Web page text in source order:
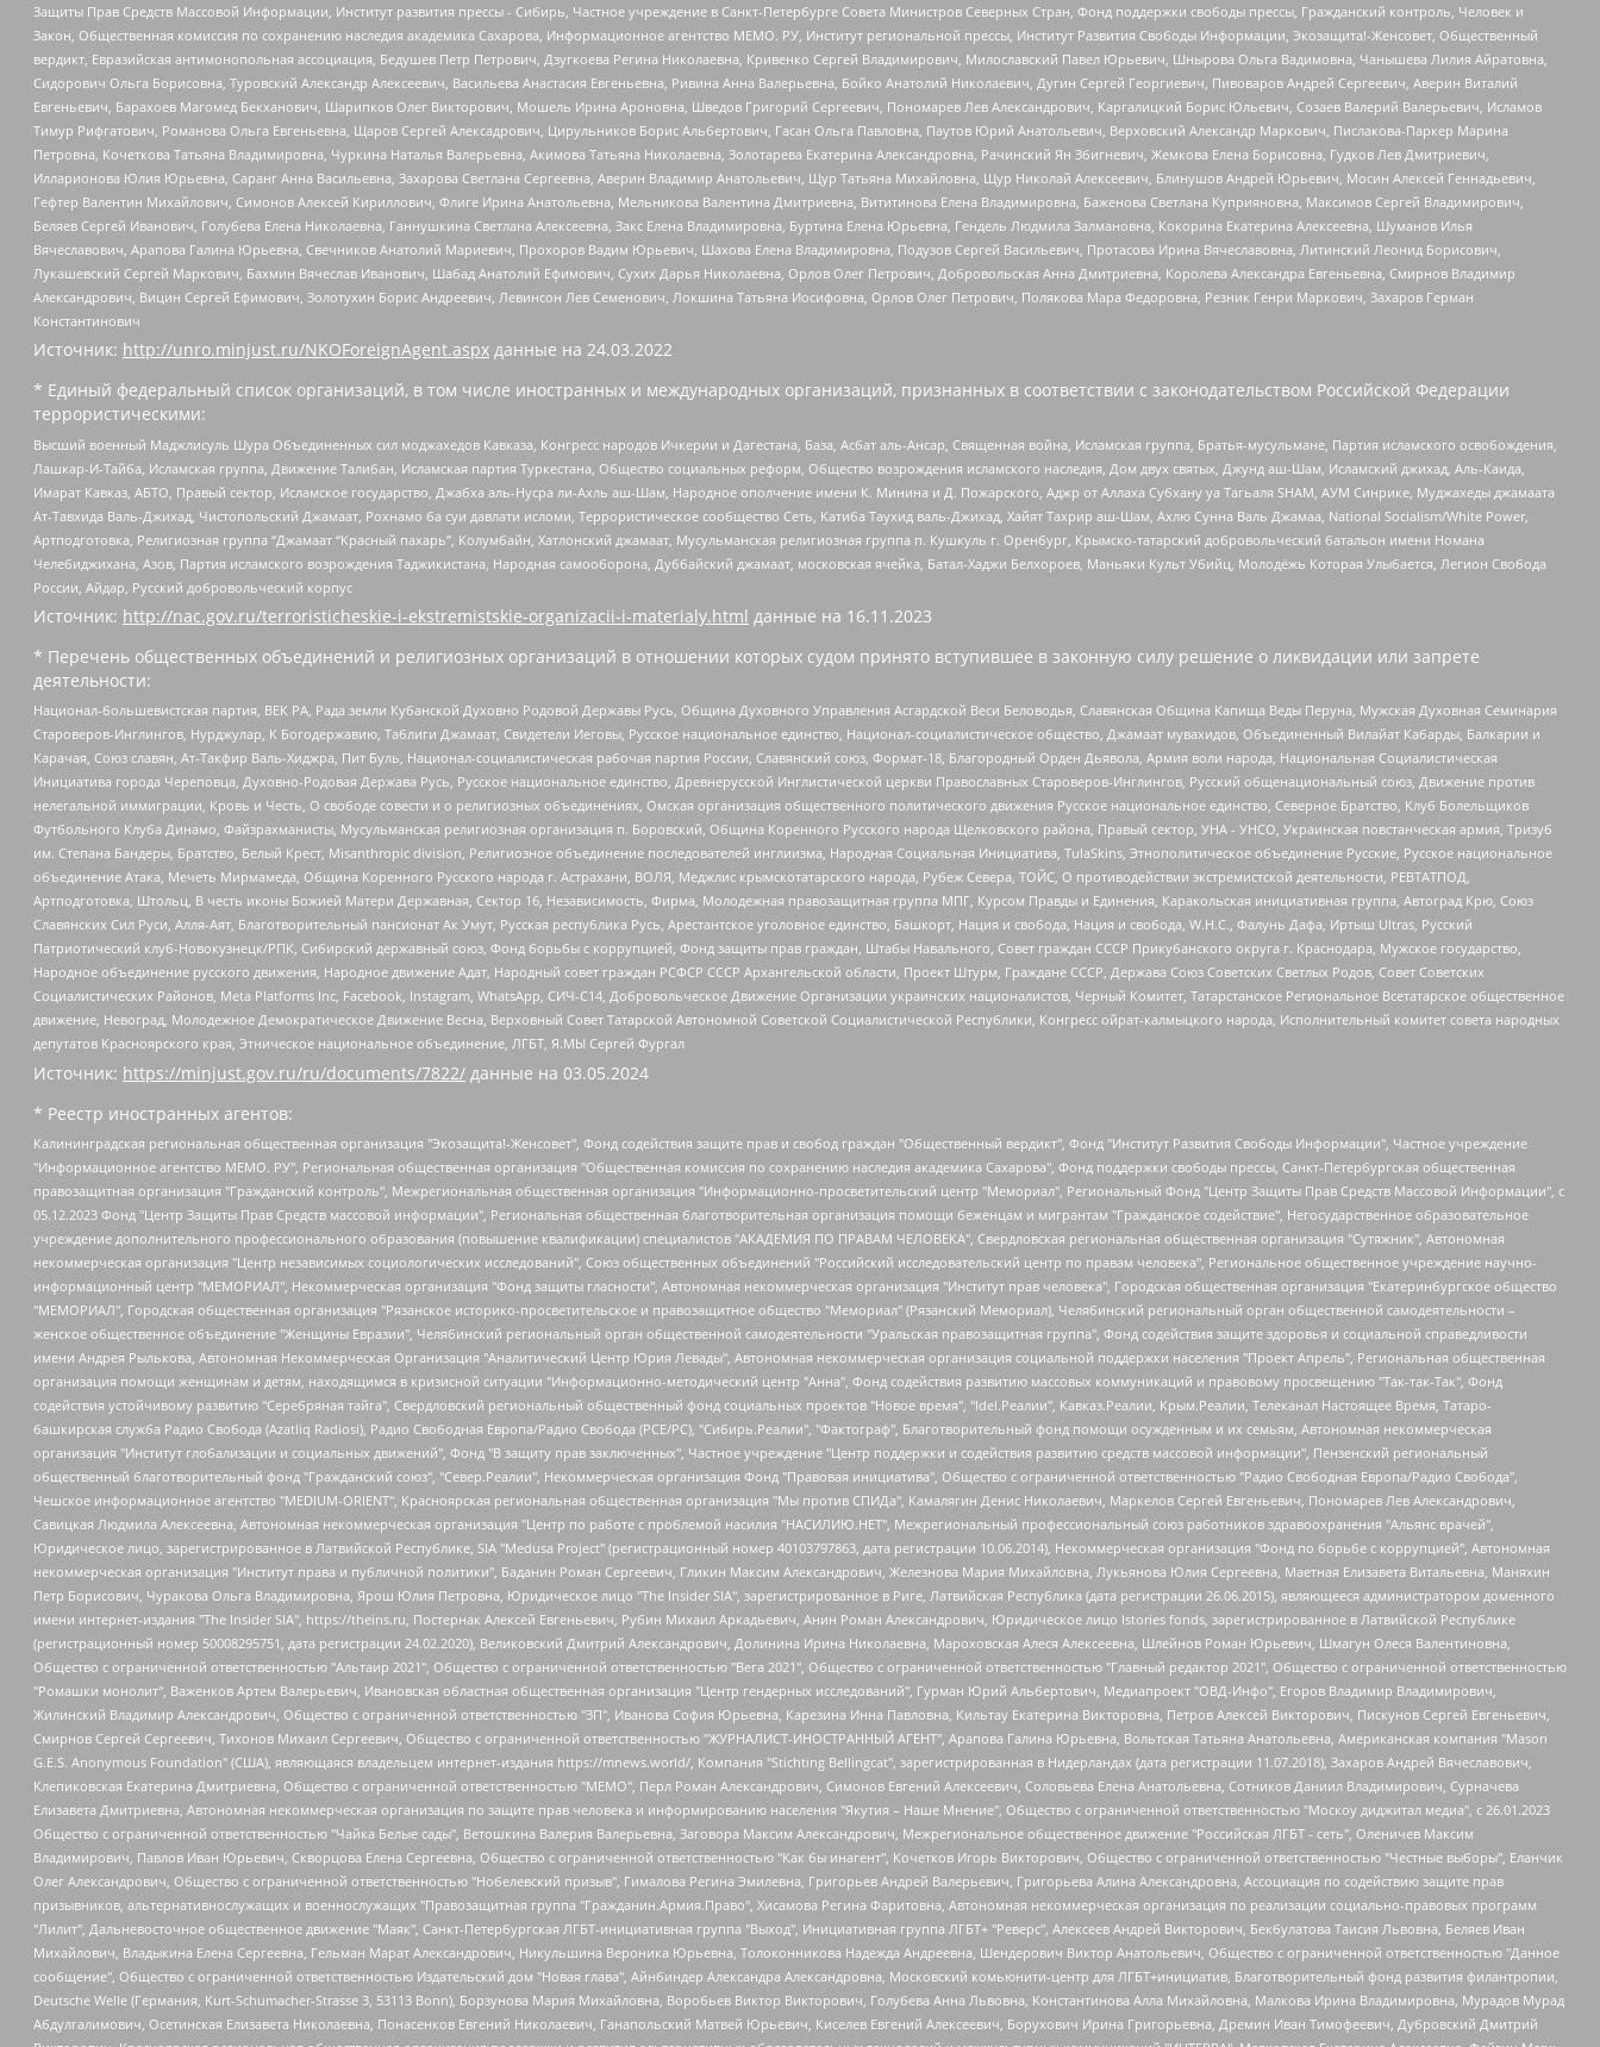
Защиты Прав Средств Массовой Информации, Институт развития прессы - Сибирь, Частное учреждение в Санкт-Петербурге Совета Министров Северных Стран, Фонд поддержки свободы прессы, Гражданский контроль, Человек и
Закон, Общественная комиссия по сохранению наследия академика Сахарова, Информационное агентство МЕМО. РУ, Институт региональной прессы, Институт Развития Свободы Информации, Экозащита!-Женсовет, Общественный
вердикт, Евразийская антимонопольная ассоциация, Бедушев Петр Петрович, Дзугкоева Регина Николаевна, Кривенко Сергей Владимирович, Милославский Павел Юрьевич, Шнырова Ольга Вадимовна, Чанышева Лилия Айратовна,
Сидорович Ольга Борисовна, Туровский Александр Алексеевич, Васильева Анастасия Евгеньевна, Ривина Анна Валерьевна, Бойко Анатолий Николаевич, Дугин Сергей Георгиевич, Пивоваров Андрей Сергеевич, Аверин Виталий
Евгеньевич, Барахоев Магомед Бекханович, Шарипков Олег Викторович, Мошель Ирина Ароновна, Шведов Григорий Сергеевич, Пономарев Лев Александрович, Каргалицкий Борис Юльевич, Созаев Валерий Валерьевич, Исламов
Тимур Рифгатович, Романова Ольга Евгеньевна, Щаров Сергей Алексадрович, Цирульников Борис Альбертович, Гасан Ольга Павловна, Паутов Юрий Анатольевич, Верховский Александр Маркович, Пислакова-Паркер Марина
Петровна, Кочеткова Татьяна Владимировна, Чуркина Наталья Валерьевна, Акимова Татьяна Николаевна, Золотарева Екатерина Александровна, Рачинский Ян Збигневич, Жемкова Елена Борисовна, Гудков Лев Дмитриевич,
Илларионова Юлия Юрьевна, Саранг Анна Васильевна, Захарова Светлана Сергеевна, Аверин Владимир Анатольевич, Щур Татьяна Михайловна, Щур Николай Алексеевич, Блинушов Андрей Юрьевич, Мосин Алексей Геннадьевич,
Гефтер Валентин Михайлович, Симонов Алексей Кириллович, Флиге Ирина Анатольевна, Мельникова Валентина Дмитриевна, Вититинова Елена Владимировна, Баженова Светлана Куприяновна, Максимов Сергей Владимирович,
Беляев Сергей Иванович, Голубева Елена Николаевна, Ганнушкина Светлана Алексеевна, Закс Елена Владимировна, Буртина Елена Юрьевна, Гендель Людмила Залмановна, Кокорина Екатерина Алексеевна, Шуманов Илья
Вячеславович, Арапова Галина Юрьевна, Свечников Анатолий Мариевич, Прохоров Вадим Юрьевич, Шахова Елена Владимировна, Подузов Сергей Васильевич, Протасова Ирина Вячеславовна, Литинский Леонид Борисович,
Лукашевский Сергей Маркович, Бахмин Вячеслав Иванович, Шабад Анатолий Ефимович, Сухих Дарья Николаевна, Орлов Олег Петрович, Добровольская Анна Дмитриевна, Королева Александра Евгеньевна, Смирнов Владимир
Александрович, Вицин Сергей Ефимович, Золотухин Борис Андреевич, Левинсон Лев Семенович, Локшина Татьяна Иосифовна, Орлов Олег Петрович, Полякова Мара Федоровна, Резник Генри Маркович, Захаров Герман
Константинович
Источник: http://unro.minjust.ru/NKOForeignAgent.aspx данные на 24.03.2022
* Единый федеральный список организаций, в том числе иностранных и международных организаций, признанных в соответствии с законодательством Российской Федерации
террористическими:
Высший военный Маджлисуль Шура Объединенных сил моджахедов Кавказа, Конгресс народов Ичкерии и Дагестана, База, Асбат аль-Ансар, Священная война, Исламская группа, Братья-мусульмане, Партия исламского освобождения,
Лашкар-И-Тайба, Исламская группа, Движение Талибан, Исламская партия Туркестана, Общество социальных реформ, Общество возрождения исламского наследия, Дом двух святых, Джунд аш-Шам, Исламский джихад, Аль-Каида,
Имарат Кавказ, АБТО, Правый сектор, Исламское государство, Джабха аль-Нусра ли-Ахль аш-Шам, Народное ополчение имени К. Минина и Д. Пожарского, Аджр от Аллаха Субхану уа Тагьаля SHAM, АУМ Синрике, Муджахеды джамаата
Ат-Тавхида Валь-Джихад, Чистопольский Джамаат, Рохнамо ба суи давлати исломи, Террористическое сообщество Сеть, Катиба Таухид валь-Джихад, Хайят Тахрир аш-Шам, Ахлю Сунна Валь Джамаа, National Socialism/White Power,
Артподготовка, Религиозная группа “Джамаат “Красный пахарь”, Колумбайн, Хатлонский джамаат, Мусульманская религиозная группа п. Кушкуль г. Оренбург, Крымско-татарский добровольческий батальон имени Номана
Челебиджихана, Азов, Партия исламского возрождения Таджикистана, Народная самооборона, Дуббайский джамаат, московская ячейка, Батал-Хаджи Белхороев, Маньяки Культ Убийц, Молодёжь Которая Улыбается, Легион Свобода
России, Айдар, Русский добровольческий корпус
Источник: http://nac.gov.ru/terroristicheskie-i-ekstremistskie-organizacii-i-materialy.html данные на 16.11.2023
* Перечень общественных объединений и религиозных организаций в отношении которых судом принято вступившее в законную силу решение о ликвидации или запрете
деятельности:
Национал-большевистская партия, ВЕК РА, Рада земли Кубанской Духовно Родовой Державы Русь, Община Духовного Управления Асгардской Веси Беловодья, Славянская Община Капища Веды Перуна, Мужская Духовная Семинария
Староверов-Инглингов, Нурджулар, К Богодержавию, Таблиги Джамаат, Свидетели Иеговы, Русское национальное единство, Национал-социалистическое общество, Джамаат мувахидов, Объединенный Вилайат Кабарды, Балкарии и
Карачая, Союз славян, Ат-Такфир Валь-Хиджра, Пит Буль, Национал-социалистическая рабочая партия России, Славянский союз, Формат-18, Благородный Орден Дьявола, Армия воли народа, Национальная Социалистическая
Инициатива города Череповца, Духовно-Родовая Держава Русь, Русское национальное единство, Древнерусской Инглистической церкви Православных Староверов-Инглингов, Русский общенациональный союз, Движение против
нелегальной иммиграции, Кровь и Честь, О свободе совести и о религиозных объединениях, Омская организация общественного политического движения Русское национальное единство, Северное Братство, Клуб Болельщиков
Футбольного Клуба Динамо, Файзрахманисты, Мусульманская религиозная организация п. Боровский, Община Коренного Русского народа Щелковского района, Правый сектор, УНА - УНСО, Украинская повстанческая армия, Тризуб
им. Степана Бандеры, Братство, Белый Крест, Misanthropic division, Религиозное объединение последователей инглиизма, Народная Социальная Инициатива, TulaSkins, Этнополитическое объединение Русские, Русское национальное
объединение Атака, Мечеть Мирмамеда, Община Коренного Русского народа г. Астрахани, ВОЛЯ, Меджлис крымскотатарского народа, Рубеж Севера, ТОЙС, О противодействии экстремистской деятельности, РЕВТАТПОД,
Артподготовка, Штольц, В честь иконы Божией Матери Державная, Сектор 16, Независимость, Фирма, Молодежная правозащитная группа МПГ, Курсом Правды и Единения, Каракольская инициативная группа, Автоград Крю, Союз
Славянских Сил Руси, Алля-Аят, Благотворительный пансионат Ак Умут, Русская республика Русь, Арестантское уголовное единство, Башкорт, Нация и свобода, Нация и свобода, W.H.С., Фалунь Дафа, Иртыш Ultras, Русский
Патриотический клуб-Новокузнецк/РПК, Сибирский державный союз, Фонд борьбы с коррупцией, Фонд защиты прав граждан, Штабы Навального, Совет граждан СССР Прикубанского округа г. Краснодара, Мужское государство,
Народное объединение русского движения, Народное движение Адат, Народный совет граждан РСФСР СССР Архангельской области, Проект Штурм, Граждане СССР, Держава Союз Советских Светлых Родов, Совет Советских
Социалистических Районов, Meta Platforms Inc, Facebook, Instagram, WhatsApp, СИЧ-С14, Добровольческое Движение Организации украинских националистов, Черный Комитет, Татарстанское Региональное Всетатарское общественное
движение, Невоград, Молодежное Демократическое Движение Весна, Верховный Совет Татарской Автономной Советской Социалистической Республики, Конгресс ойрат-калмыцкого народа, Исполнительный комитет совета народных
депутатов Красноярского края, Этническое национальное объединение, ЛГБТ, Я.МЫ Сергей Фургал
Источник: https://minjust.gov.ru/ru/documents/7822/ данные на 03.05.2024
* Реестр иностранных агентов:
Калининградская региональная общественная организация "Экозащита!-Женсовет", Фонд содействия защите прав и свобод граждан "Общественный вердикт", Фонд "Институт Развития Свободы Информации", Частное учреждение "Информационное агентство МЕМО. РУ", Региональная общественная организация "Общественная комиссия по сохранению наследия академика Сахарова", Фонд поддержки свободы прессы, Санкт-Петербургская общественная правозащитная организация "Гражданский контроль", Межрегиональная общественная организация "Информационно-просветительский центр "Мемориал", Региональный Фонд "Центр Защиты Прав Средств Массовой Информации", с 05.12.2023 Фонд "Центр Защиты Прав Средств массовой информации", Региональная общественная благотворительная организация помощи беженцам и мигрантам "Гражданское содействие", Негосударственное образовательное учреждение дополнительного профессионального образования (повышение квалификации) специалистов "АКАДЕМИЯ ПО ПРАВАМ ЧЕЛОВЕКА", Свердловская региональная общественная организация "Сутяжник", Автономная некоммерческая организация "Центр независимых социологических исследований", Союз общественных объединений "Российский исследовательский центр по правам человека", Региональное общественное учреждение научно-информационный центр "МЕМОРИАЛ", Некоммерческая организация "Фонд защиты гласности", Автономная некоммерческая организация "Институт прав человека", Городская общественная организация "Екатеринбургское общество "МЕМОРИАЛ", Городская общественная организация "Рязанское историко-просветительское и правозащитное общество "Мемориал" (Рязанский Мемориал), Челябинский региональный орган общественной самодеятельности – женское общественное объединение "Женщины Евразии", Челябинский региональный орган общественной самодеятельности "Уральская правозащитная группа", Фонд содействия защите здоровья и социальной справедливости имени Андрея Рылькова, Автономная Некоммерческая Организация "Аналитический Центр Юрия Левады", Автономная некоммерческая организация социальной поддержки населения "Проект Апрель", Региональная общественная организация помощи женщинам и детям, находящимся в кризисной ситуации "Информационно-методический центр "Анна", Фонд содействия развитию массовых коммуникаций и правовому просвещению "Так-так-Так", Фонд содействия устойчивому развитию "Серебряная тайга", Свердловский региональный общественный фонд социальных проектов "Новое время", "Idel.Реалии", Кавказ.Реалии, Крым.Реалии, Телеканал Настоящее Время, Татаро-башкирская служба Радио Свобода (Azatliq Radiosi), Радио Свободная Европа/Радио Свобода (PCE/PC), "Сибирь.Реалии", "Фактограф", Благотворительный фонд помощи осужденным и их семьям, Автономная некоммерческая организация "Институт глобализации и социальных движений", Фонд "В защиту прав заключенных", Частное учреждение "Центр поддержки и содействия развитию средств массовой информации", Пензенский региональный общественный благотворительный фонд "Гражданский союз", "Север.Реалии", Некоммерческая организация Фонд "Правовая инициатива", Общество с ограниченной ответственностью "Радио Свободная Европа/Радио Свобода", Чешское информационное агентство "MEDIUM-ORIENT", Красноярская региональная общественная организация "Мы против СПИДа", Камалягин Денис Николаевич, Маркелов Сергей Евгеньевич, Пономарев Лев Александрович, Савицкая Людмила Алексеевна, Автономная некоммерческая организация "Центр по работе с проблемой насилия "НАСИЛИЮ.НЕТ", Межрегиональный профессиональный союз работников здравоохранения "Альянс врачей", Юридическое лицо, зарегистрированное в Латвийской Республике, SIA "Medusa Project" (регистрационный номер 40103797863, дата регистрации 10.06.2014), Некоммерческая организация "Фонд по борьбе с коррупцией", Автономная некоммерческая организация "Институт права и публичной политики", Баданин Роман Сергеевич, Гликин Максим Александрович, Железнова Мария Михайловна, Лукьянова Юлия Сергеевна, Маетная Елизавета Витальевна, Маняхин Петр Борисович, Чуракова Ольга Владимировна, Ярош Юлия Петровна, Юридическое лицо "The Insider SIA", зарегистрированное в Риге, Латвийская Республика (дата регистрации 26.06.2015), являющееся администратором доменного имени интернет-издания "The Insider SIA", https://theins.ru, Постернак Алексей Евгеньевич, Рубин Михаил Аркадьевич, Анин Роман Александрович, Юридическое лицо Istories fonds, зарегистрированное в Латвийской Республике (регистрационный номер 50008295751, дата регистрации 24.02.2020), Великовский Дмитрий Александрович, Долинина Ирина Николаевна, Мароховская Алеся Алексеевна, Шлейнов Роман Юрьевич, Шмагун Олеся Валентиновна, Общество с ограниченной ответственностью "Альтаир 2021", Общество с ограниченной ответственностью "Вега 2021", Общество с ограниченной ответственностью "Главный редактор 2021", Общество с ограниченной ответственностью "Ромашки монолит", Важенков Артем Валерьевич, Ивановская областная общественная организация "Центр гендерных исследований", Гурман Юрий Альбертович, Медиапроект "ОВД-Инфо", Егоров Владимир Владимирович, Жилинский Владимир Александрович, Общество с ограниченной ответственностью "ЗП", Иванова София Юрьевна, Карезина Инна Павловна, Кильтау Екатерина Викторовна, Петров Алексей Викторович, Пискунов Сергей Евгеньевич, Смирнов Сергей Сергеевич, Тихонов Михаил Сергеевич, Общество с ограниченной ответственностью "ЖУРНАЛИСТ-ИНОСТРАННЫЙ АГЕНТ", Арапова Галина Юрьевна, Вольтская Татьяна Анатольевна, Американская компания "Mason G.E.S. Anonymous Foundation" (США), являющаяся владельцем интернет-издания https://mnews.world/, Компания "Stichting Bellingcat", зарегистрированная в Нидерландах (дата регистрации 11.07.2018), Захаров Андрей Вячеславович, Клепиковская Екатерина Дмитриевна, Общество с ограниченной ответственностью "МЕМО", Перл Роман Александрович, Симонов Евгений Алексеевич, Соловьева Елена Анатольевна, Сотников Даниил Владимирович, Сурначева Елизавета Дмитриевна, Автономная некоммерческая организация по защите прав человека и информированию населения "Якутия – Наше Мнение", Общество с ограниченной ответственностью "Москоу диджитал медиа", с 26.01.2023 Общество с ограниченной ответственностью "Чайка Белые сады", Ветошкина Валерия Валерьевна, Заговора Максим Александрович, Межрегиональное общественное движение "Российская ЛГБТ - сеть", Оленичев Максим Владимирович, Павлов Иван Юрьевич, Скворцова Елена Сергеевна, Общество с ограниченной ответственностью "Как бы инагент", Кочетков Игорь Викторович, Общество с ограниченной ответственностью "Честные выборы", Еланчик Олег Александрович, Общество с ограниченной ответственностью "Нобелевский призыв", Гималова Регина Эмилевна, Григорьев Андрей Валерьевич, Григорьева Алина Александровна, Ассоциация по содействию защите прав призывников, альтернативнослужащих и военнослужащих "Правозащитная группа "Гражданин.Армия.Право", Хисамова Регина Фаритовна, Автономная некоммерческая организация по реализации социально-правовых программ "Лилит", Дальневосточное общественное движение "Маяк", Санкт-Петербургская ЛГБТ-инициативная группа "Выход", Инициативная группа ЛГБТ+ "Реверс", Алексеев Андрей Викторович, Бекбулатова Таисия Львовна, Беляев Иван Михайлович, Владыкина Елена Сергеевна, Гельман Марат Александрович, Никульшина Вероника Юрьевна, Толоконникова Надежда Андреевна, Шендерович Виктор Анатольевич, Общество с ограниченной ответственностью "Данное сообщение", Общество с ограниченной ответственностью Издательский дом "Новая глава", Айнбиндер Александра Александровна, Московский комьюнити-центр для ЛГБТ+инициатив, Благотворительный фонд развития филантропии, Deutsche Welle (Германия, Kurt-Schumacher-Strasse 3, 53113 Bonn), Борзунова Мария Михайловна, Воробьев Виктор Викторович, Голубева Анна Львовна, Константинова Алла Михайловна, Малкова Ирина Владимировна, Мурадов Мурад Абдулгалимович, Осетинская Елизавета Николаевна, Понасенков Евгений Николаевич, Ганапольский Матвей Юрьевич, Киселев Евгений Алексеевич, Борухович Ирина Григорьевна, Дремин Иван Тимофеевич, Дубровский Дмитрий Викторович, Красноярская региональная общественная организация поддержки и развития альтернативных образовательных технологий и межкультурных коммуникаций "ИНТЕРРА", Маяковская Екатерина Алексеевна, Фейгин Марк Захарович, Филимонов Андрей Викторович, Дзугкоева Регина Николаевна, Доброхотов Роман Александрович, Дудь Юрий Александрович, Елкин Сергей Владимирович, Кругликов Кирилл Игоревич, Сабунаева Мария Леонидовна, Семенов Алексей Владимирович, Шаинян Карен Багратович, Шульман Екатерина Михайловна, Асафьев Артур Валерьевич, Вахштайн Виктор Семенович, Венедиктов Алексей Алексеевич, Лушникова Екатерина Евгеньевна, Волков Леонид Михайлович, Невзоров Александр Глебович, Пархоменко Сергей Борисович, Сироткин Ярослав Николаевич, Кара-Мурза Владимир Владимирович, Баранова Наталья Владимировна, Гозман Леонид Яковлевич, Кагарлицкий Борис Юльевич, Климарев Михаил Валерьевич, Милов Владимир Станиславович, Автономная некоммерческая организация Краснодарский центр современного искусства "Типография", Моргенштерн Алишер Тагирович, Соболь Любовь Эдуардовна, Общество с ограниченной ответственностью "ЛИЗА НОРМ", Каспаров Гарри Кимович, Ходорковский Михаил Борисович, Общество с ограниченной ответственностью "Апрельские тезисы", Данилович Ирина Брониславовна, Кашин Олег Владимирович, Петров Николай Владимирович, Пивоваров Алексей Владимирович, Соколов Михаил Владимирович, Цветкова Юлия Владимировна, Чичваркин Евгений Александрович, Комитет против пыток/Команда против пыток, Общество с ограниченной ответственностью "Первый научный", Общество с ограниченной ответственностью "Вертолет и ко", Белоцерковская Вероника Борисовна, Кац Максим Евгеньевич, Лазарева Татьяна Юрьевна, Шаведдинов Руслан Табризович, Яшин Илья Валерьевич, Общество с ограниченной ответственностью "Иноагент ААВ", Алешковский Дмитрий Петрович, Альбац Евгения Марковна, Быков Дмитрий Львович, Галямина Юлия Евгеньевна, Лойко Сергей Леонидович, Мартынов Кирилл Константинович, Медведев Сергей Александрович, Крашенинников Федор Геннадиевич, Гордеева Катерина Вл